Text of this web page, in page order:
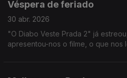
Véspera de feriado
30 abr. 2026
"O Diabo Veste Prada 2" já
apresentou-nos o filme, o que nos